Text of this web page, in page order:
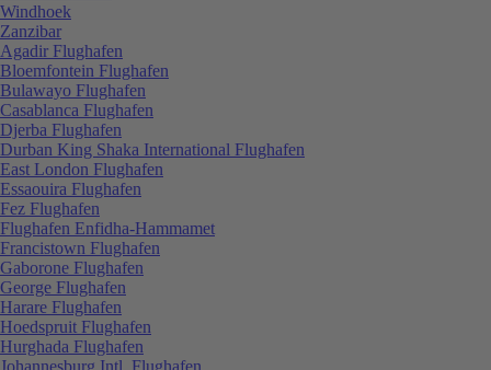
Windhoek
Zanzibar
Agadir Flughafen
Bloemfontein Flughafen
Bulawayo Flughafen
Casablanca Flughafen
Djerba Flughafen
Durban King Shaka International Flughafen
East London Flughafen
Essaouira Flughafen
Fez Flughafen
Flughafen Enfidha-Hammamet
Francistown Flughafen
Gaborone Flughafen
George Flughafen
Harare Flughafen
Hoedspruit Flughafen
Hurghada Flughafen
Johannesburg Intl. Flughafen